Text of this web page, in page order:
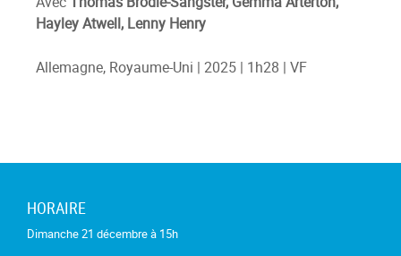
Hayley Atwell, Lenny Henry
Allemagne, Royaume-Uni | 2025 | 1h28 | VF
HORAIRE
Dimanche 21 décembre à 15h